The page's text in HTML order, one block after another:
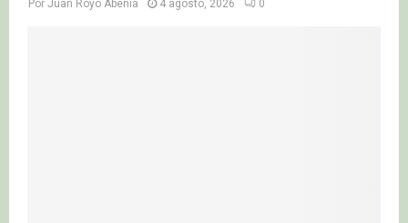
Por Juan Royo Abenia 4 agosto, 2026 0